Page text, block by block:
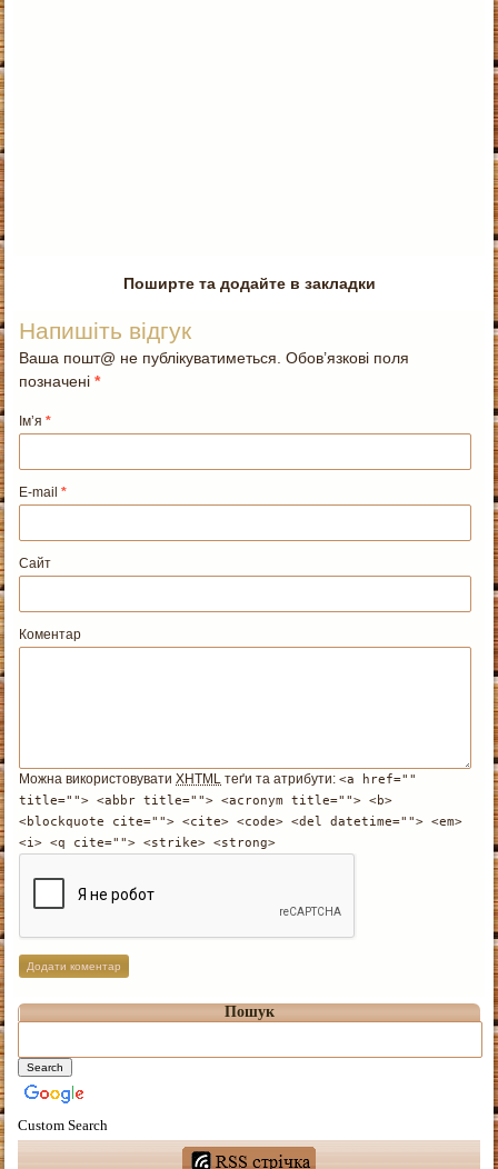
Поширте та додайте в закладки
Напишіть відгук
Ваша пошт@ не публікуватиметься. Обов’язкові поля
позначені*
Ім’я*
E-mail*
Сайт
Коментар
Можна використовуватиXHTML теґи та атрибути:<a href=""
title=""> <abbr title=""> <acronym title=""> <b>
<blockquote cite=""> <cite> <code> <del datetime=""> <em>
<i> <q cite=""> <strike> <strong>
Пошук
Custom Search